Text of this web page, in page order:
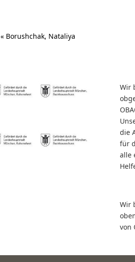
« Borushchak, Nataliya
Wir
die
für
alle
Wir
von